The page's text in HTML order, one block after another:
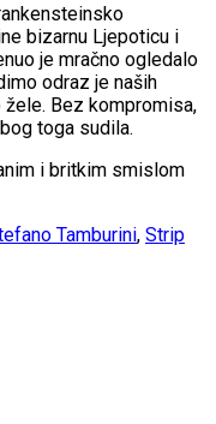
bizarnu Ljepoticu i
je mračno ogledalo
odraz je naših
Bez kompromisa,
toga sudila.
i britkim smislom
Tamburini, Strip